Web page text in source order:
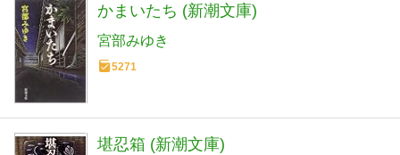
かまいたち (新潮文庫)
宮部みゆき
5271
堪忍箱 (新潮文庫)